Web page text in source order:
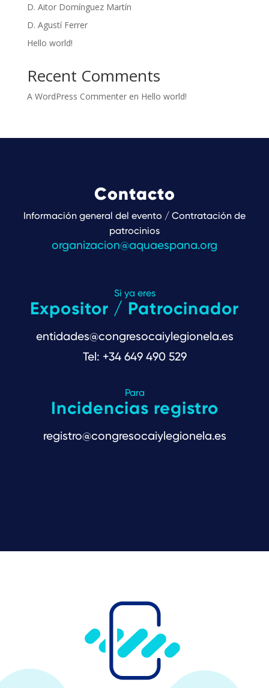
D. Aitor Domínguez Martín
D. Agustí Ferrer
Hello world!
Recent Comments
A WordPress Commenteren Hello world!
Contacto
Información general del evento / Contratación de
patrocinios
organizacion@aquaespana.org
Si ya eres
Expositor / Patrocinador
entidades@congresocaiylegionela.es
Tel: +34 649 490 529
Para
Incidencias registro
registro@congresocaiylegionela.es